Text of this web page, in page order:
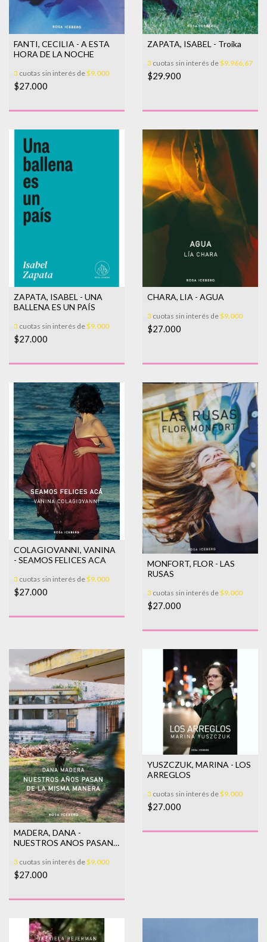
FANTI, CECILIA - A ESTA
HORA DE LA NOCHE
3 cuotas sin interés de$9.000
$27.000
ZAPATA, ISABEL - Troika
3 cuotas sin interés de$9.966,67
$29.900
ZAPATA, ISABEL - UNA
BALLENA ES UN PAÍS
3 cuotas sin interés de$9.000
$27.000
CHARA, LIA - AGUA
3 cuotas sin interés de$9.000
$27.000
COLAGIOVANNI, VANINA
- SEAMOS FELICES ACA
3 cuotas sin interés de$9.000
$27.000
MONFORT, FLOR - LAS
RUSAS
3 cuotas sin interés de$9.000
$27.000
MADERA, DANA -
NUESTROS ANOS PASAN
3 cuotas sin interés de$9.000
$27.000
YUSZCZUK, MARINA - LOS
ARREGLOS
3 cuotas sin interés de$9.000
$27.000